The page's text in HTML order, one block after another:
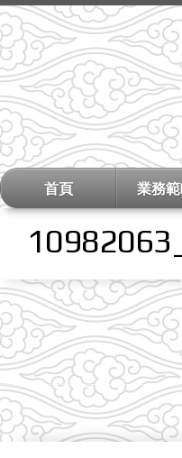
首頁 業務